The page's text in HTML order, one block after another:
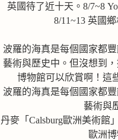
英國待了近十天。8/7~8
8/11~13 英國鄉
波羅的海真是每個國家都
藝術與歷史中。但沒想到
博物館可以欣賞啊！這
波羅的海真是每個國家都
藝術與
丹麥「Calsburg歐洲美術館
歐洲博